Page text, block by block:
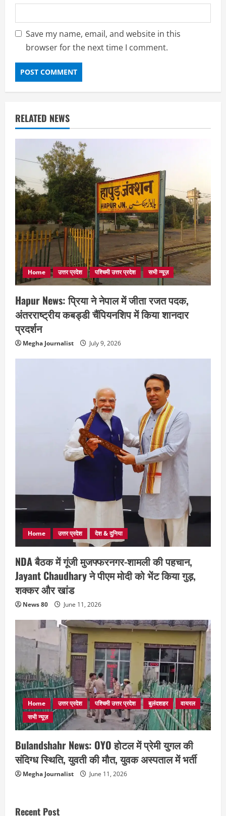
Save my name, email, and website in this
browser for the next time I comment.
RELATED NEWS
Home उत्तर प्रदेश पश्चिमी उत्तर प्रदेश सभी न्यूज़
Hapur News: प्रिया ने नेपाल में जीता रजत पदक,
अंतरराष्ट्रीय कबड्डी चैंपियनशिप में किया शानदार
प्रदर्शन
Megha Journalist July 9, 2026
Home उत्तर प्रदेश देश & दुनिया
NDA बैठक में गूंजी मुजफ्फरनगर-शामली की पहचान,
Jayant Chaudhary ने पीएम मोदी को भेंट किया गुड़,
शक्कर और खांड
News 80 June 11, 2026
Home उत्तर प्रदेश पश्चिमी उत्तर प्रदेश बुलंदशहर
वायरल
सभी न्यूज़
Bulandshahr News: OYO होटल में प्रेमी युगल की
संदिग्ध स्थिति, युवती की मौत, युवक अस्पताल में भर्ती
Megha Journalist June 11, 2026
Recent Post